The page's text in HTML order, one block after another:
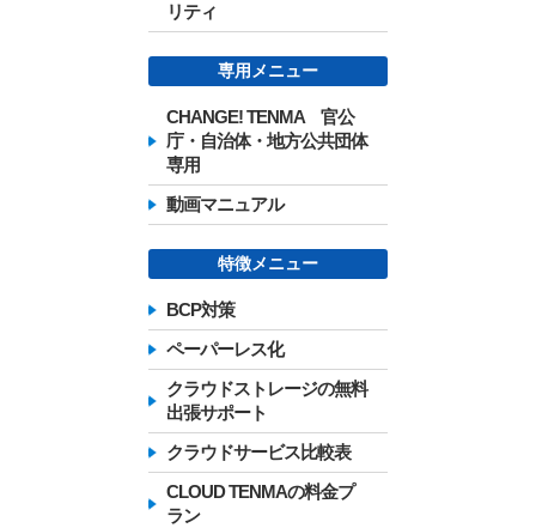
リティ
専用メニュー
CHANGE! TENMA 官公
庁・自治体・地方公共団体
専用
動画マニュアル
特徴メニュー
BCP対策
ペーパーレス化
クラウドストレージの無料
出張サポート
クラウドサービス比較表
CLOUD TENMAの料金プ
ラン